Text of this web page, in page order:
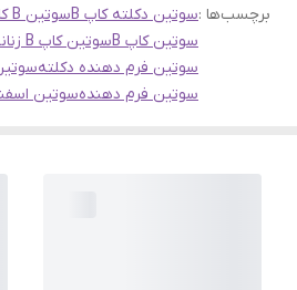
برچسب‌ها :سوتین دکلته کاپ B سوتین B کاپ
سوتین کاپ B سوتین کاپ B زنانه
سوتین فرم دهنده دکلته
سوتین فرم دهندهسوتین